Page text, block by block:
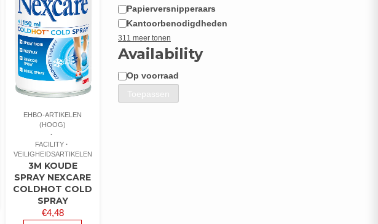
EHBO-ARTIKELEN
(HOOG)
FACILITY
VEILIGHEIDSARTIKELEN
3M KOUDE
SPRAY NEXCARE
COLDHOT COLD
SPRAY
€4,48
Papierversnipperaars
Kantoorbenodigdheden
311 meer tonen
Availability
Beschikbaarheid
Op voorraad
Toepassen